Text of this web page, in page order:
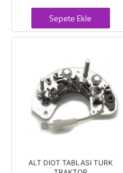
Sepete Ekle
ALT DIOT TABLASI TURK